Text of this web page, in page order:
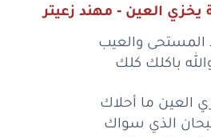
باكلككلك
العينماأحلاك
يخزي العين - مهند زعيتر
المستحى والعيب
باكلك كلك
العين ما أحلاك
الذي سواك